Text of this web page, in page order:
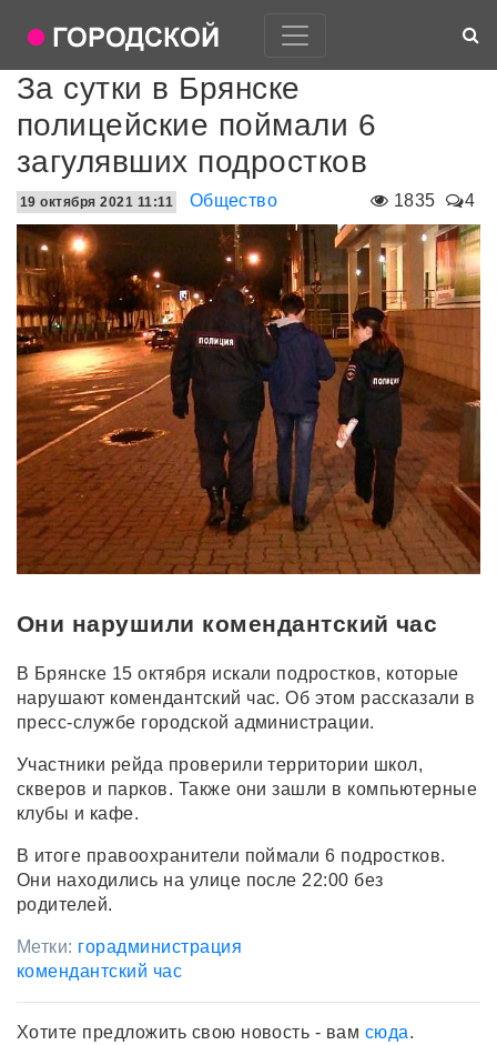
За сутки в Брянске
полицейские поймали 6
загулявших подростков
1835 4
19 октября 2021 11:11 Общество
Они нарушили комендантский час
В Брянске 15 октября искали подростков, которые
нарушают комендантский час. Об этом рассказали в
пресс-службе городской администрации.
Участники рейда проверили территории школ,
скверов и парков. Также они зашли в компьютерные
клубы и кафе.
В итоге правоохранители поймали 6 подростков.
Они находились на улице после 22:00 без
родителей.
Метки: горадминистрация
комендантский час
Хотите предложить свою новость - вам сюда.